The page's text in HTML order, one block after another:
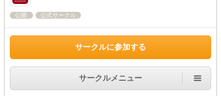
公開 公式サークル
サークルに参加する
サークルメニュー